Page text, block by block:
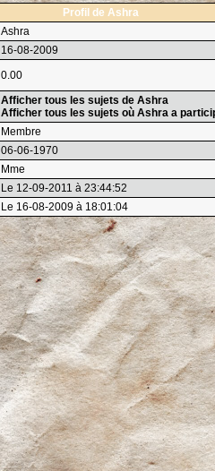
Profil de Ashra
Ashra
16-08-2009
0.00
Afficher tous les sujets de Ashra
Afficher tous les sujets où Ashra a
Membre
06-06-1970
Mme
Le 12-09-2011 à 23:44:52
Le 16-08-2009 à 18:01:04